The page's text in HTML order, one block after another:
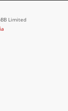
Limited